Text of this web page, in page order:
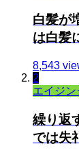
白髪が
は白髪
8,543
2
エイジン
繰り返
では失